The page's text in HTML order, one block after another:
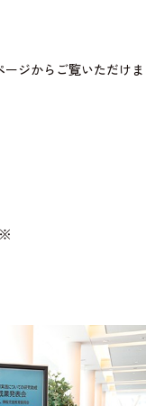
ジからご覧いただけま